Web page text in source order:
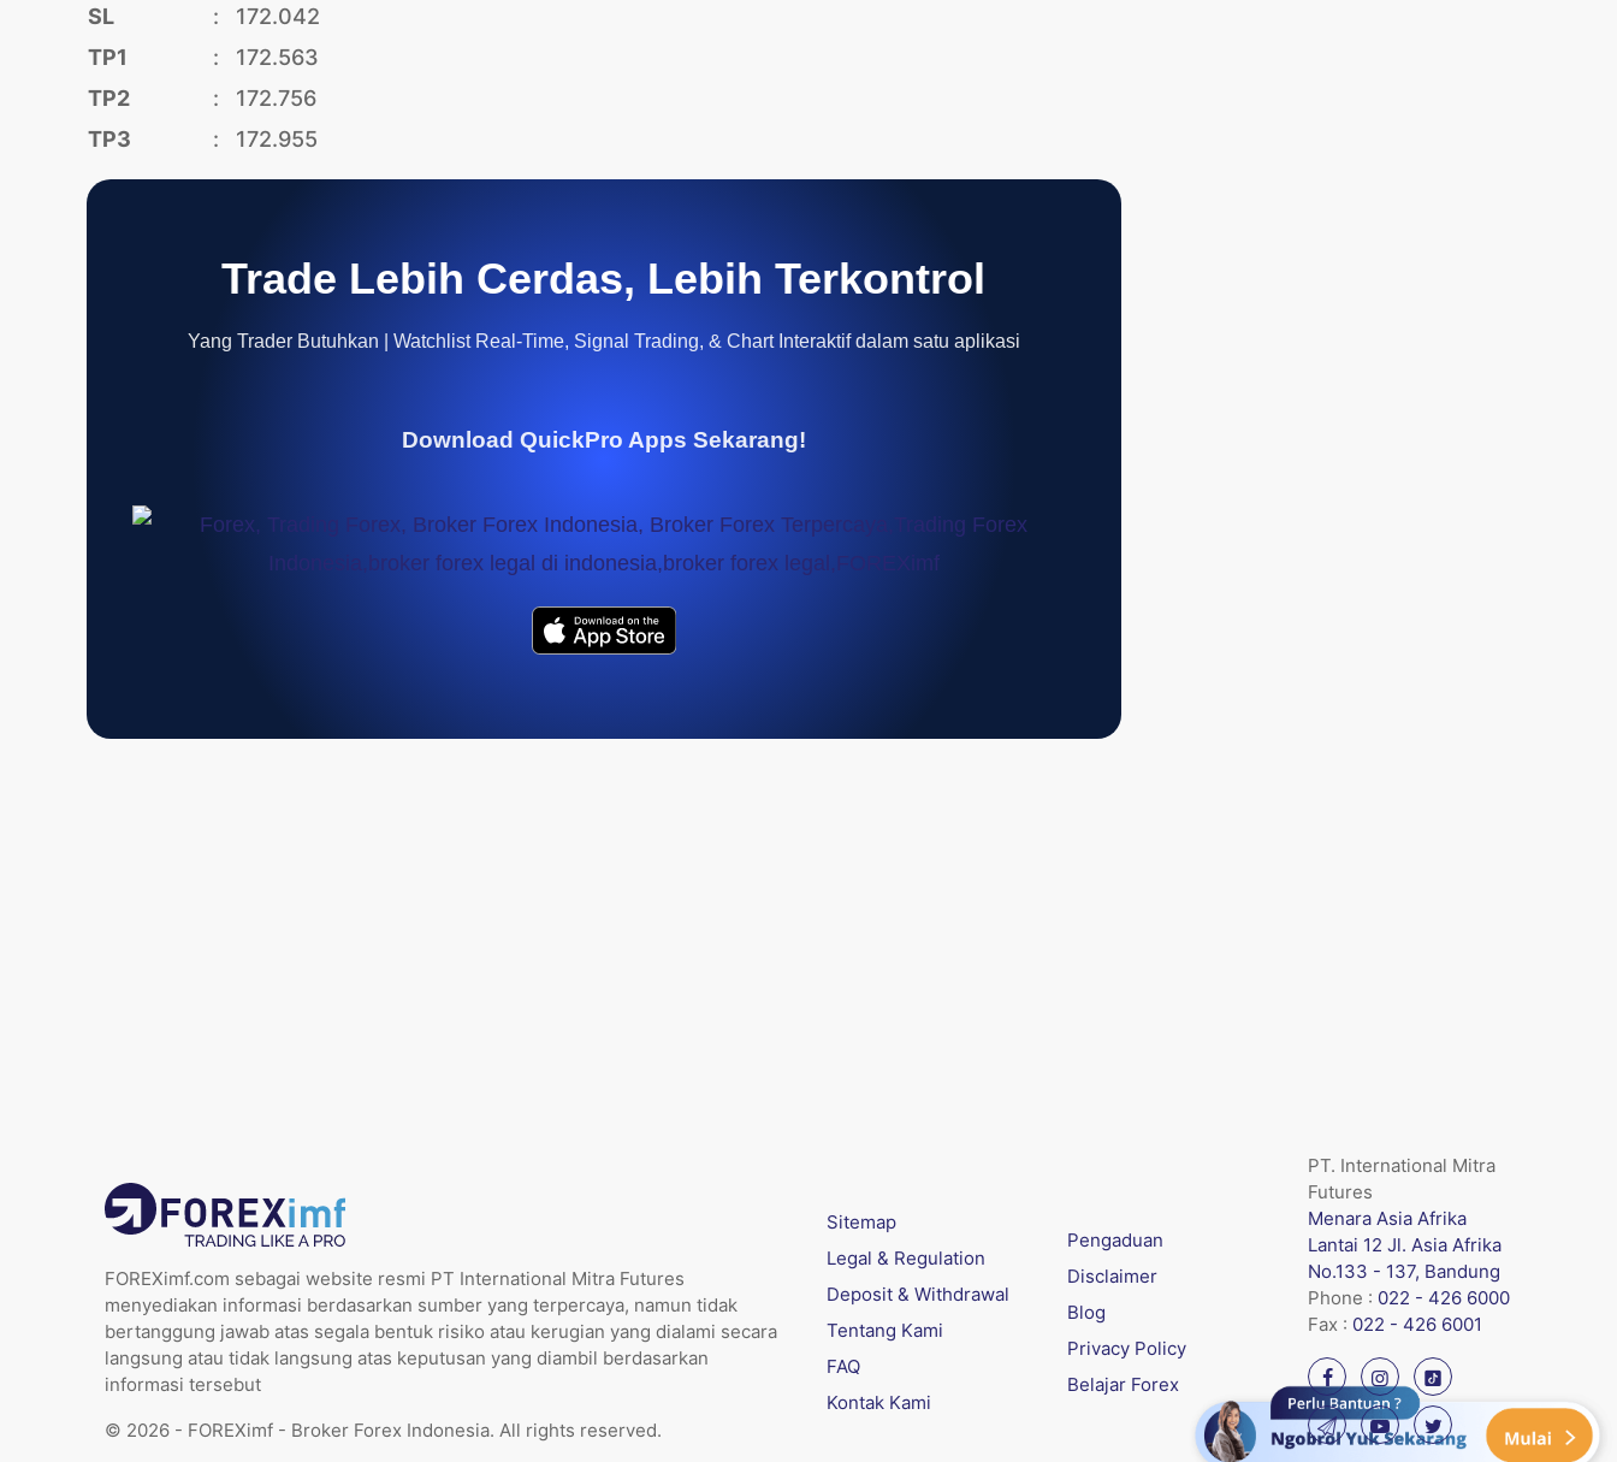
SL
:
172.042
TP1
:
172.563
TP2
:
172.756
TP3
: 172.955
Trade Lebih Cerdas, Lebih Terkontrol
Yang Trader Butuhkan | Watchlist Real-Time, Signal Trading, & Chart Interaktif dalam satu aplikasi
Download QuickPro Apps Sekarang!
FOREXimf.com sebagai website resmi PT International Mitra Futures
menyediakan informasi berdasarkan sumber yang terpercaya, namun tidak
bertanggung jawab atas segala bentuk risiko atau kerugian yang dialami secara
langsung atau tidak langsung atas keputusan yang diambil berdasarkan
informasi tersebut
© 2026 - FOREXimf - Broker Forex Indonesia. All rights reserved.
Sitemap
Legal & Regulation
Deposit & Withdrawal
Tentang Kami
FAQ
Kontak Kami
Pengaduan
Disclaimer
Blog
Privacy Policy
Belajar Forex
PT. International Mitra
Futures
Menara Asia Afrika
Lantai 12 Jl. Asia Afrika
No.133 - 137, Bandung
Phone : 022 - 426 6000
Fax : 022 - 426 6001